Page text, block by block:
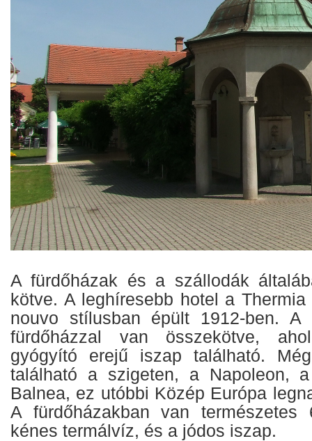
A fürdőházak és a szállodák
kötve. A leghíresebb hotel a
nouvo stílusban épült 1912-ben.
fürdőházzal van összekötve,
gyógyító erejű iszap található.
található a szigeten, a Napoleon,
Balnea, ez utóbbi Közép Európa
A fürdőházakban van természetes
kénes termálvíz, és a jódos iszap.